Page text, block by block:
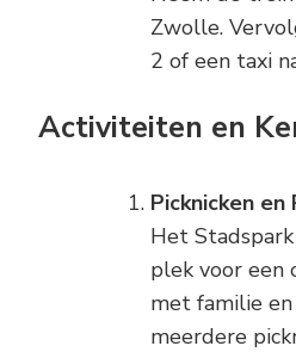
Zwolle.
2 of een taxi
Activiteiten en
Picknicken
Het
plek voor een
met familie en
meerdere